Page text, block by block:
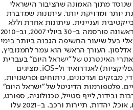
מתוך האמונה שהציבור הישראלי
יותר ומדויקת יותר. עיתונות שמדברת
ועניינית. עיתונות אחרת וללא
תשלום. המהדורה המודפסת הראשונה פורסמה ב-30 ביולי 2007, וב-2010
בעל שיעור החשיפה הגבוה ביותר בימי
העורך הראשי הוא עמר לחמנוביץ,
האינטרנט של "ישראל היום" בעברית
ובאנגלית, כמו כן היישומונים (אפליקציות) לאנדרואיד ול-iOS, מציגים
מבזקים ועדכונים, ניתוחים ופרשנויות,
פלטפורמות הדיגיטל של "ישראל היום"
ובידור, לייף סטייל, טכנולוגיה, ספורט,
כלכלה וצרכנות, בריאות, חיילים, אוכל, יהדות, תיירות ורכב. ב-2021 עלו